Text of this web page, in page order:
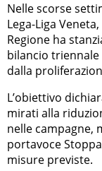
Nelle scorse
Lega-Liga
Regione ha
bilancio triennale
dalla
L’obiettivo
mirati alla
nelle campagne,
portavoce
misure previste.